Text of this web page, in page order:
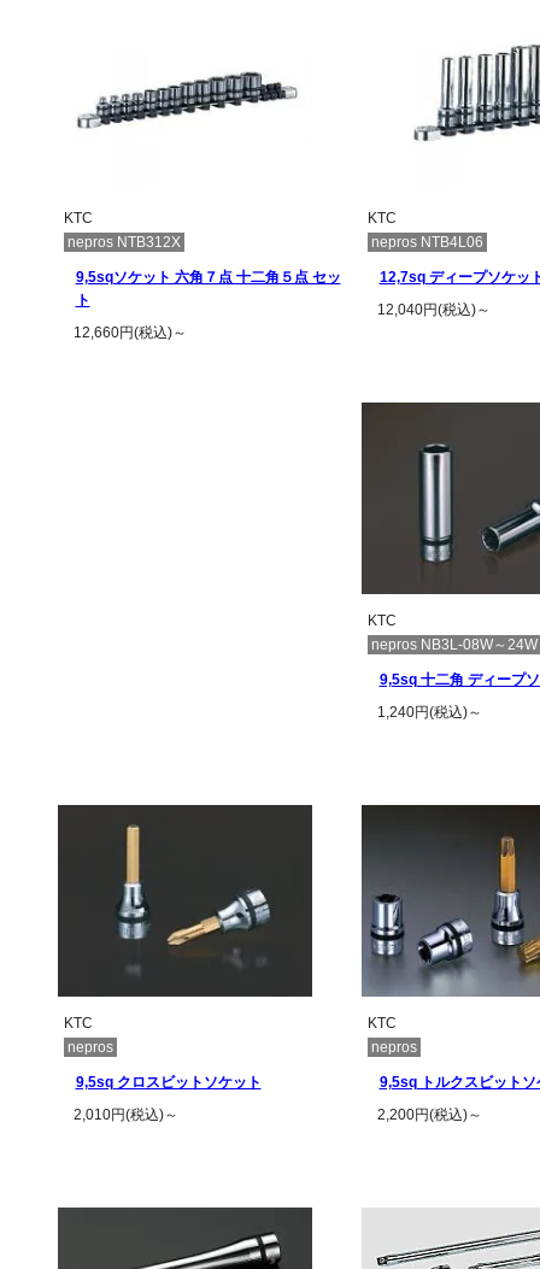
KTC
nepros NTB312X
9,5sqソケット 六角７点 十二角５点 セッ
ト
12,660円(税込)～
KTC
nepros NTB4L06
12,7sq ディープソケッ
12,040円(税込)～
KTC
nepros NB3L-08W～24W
9,5sq 十二角 ディープ
1,240円(税込)～
KTC
nepros
9,5sq クロスビットソケット
2,010円(税込)～
KTC
nepros
9,5sq トルクスビットソ
2,200円(税込)～